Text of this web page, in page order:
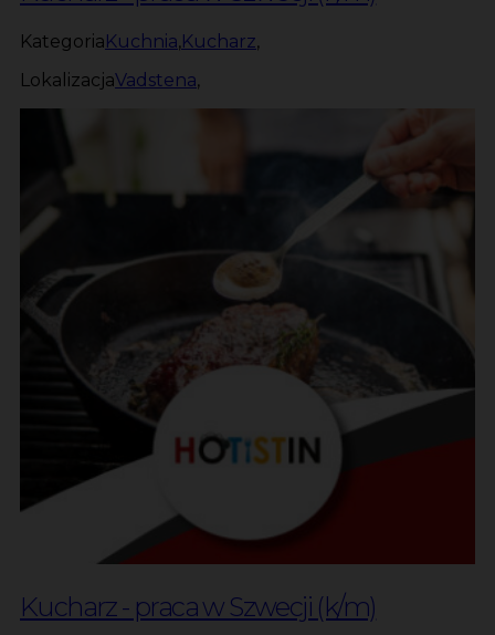
KategoriaKuchnia,Kucharz,
LokalizacjaVadstena,
Kucharz - praca w Szwecji (k/m)